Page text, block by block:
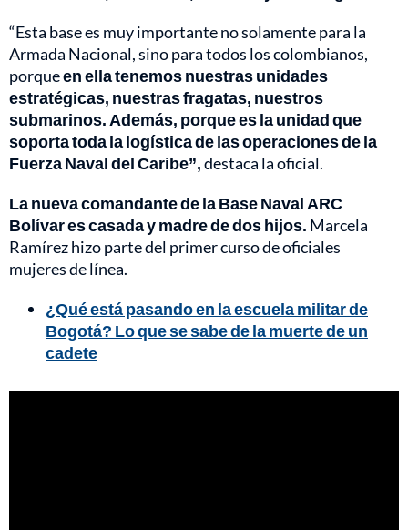
“Esta base es muy importante no solamente para la
Armada Nacional, sino para todos los colombianos,
porqueen ella tenemos nuestras unidades
estratégicas, nuestras fragatas, nuestros
submarinos. Además, porque es la unidad que
soporta toda la logística de las operaciones de la
Fuerza Naval del Caribe”,destaca la oficial.
La nueva comandante de la Base Naval ARC
Bolívar es casada y madre de dos hijos. Marcela
Ramírez hizo parte del primer curso de oficiales
mujeres de línea.
¿Qué está pasando en la escuela militar de
Bogotá? Lo que se sabe de la muerte de un
cadete